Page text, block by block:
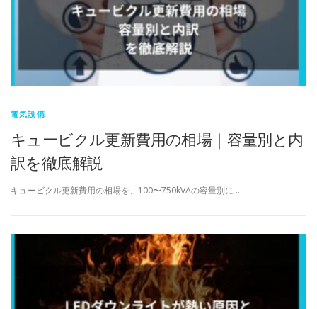
電気設備
キュービクル更新費用の相場｜容量別と内
訳を徹底解説
キュービクル更新費用の相場を、100〜750kVAの容量別に …